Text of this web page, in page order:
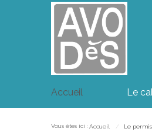
Accueil Le
Vous êtes ici : Accueil Le